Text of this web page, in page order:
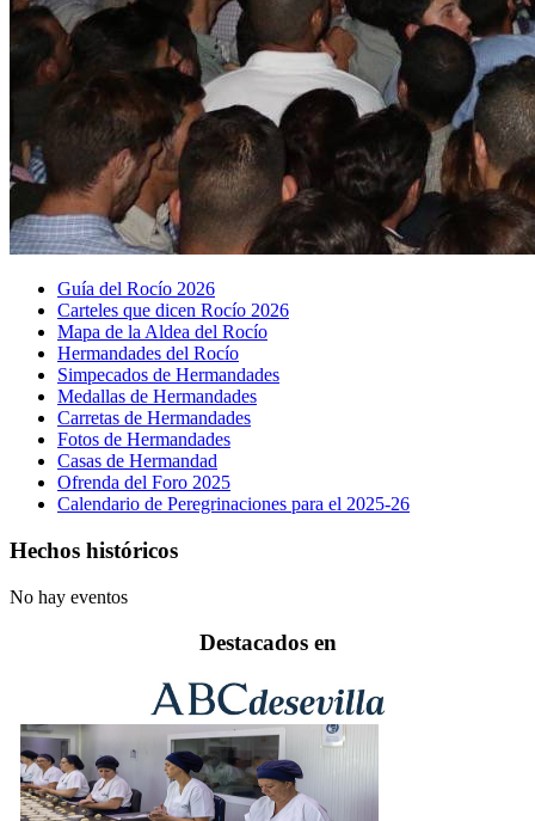
Guía del Rocío 2026
Carteles que dicen Rocío 2026
Mapa de la Aldea del Rocío
Hermandades del Rocío
Simpecados de Hermandades
Medallas de Hermandades
Carretas de Hermandades
Fotos de Hermandades
Casas de Hermandad
Ofrenda del Foro 2025
Calendario de Peregrinaciones para el 2025-26
Hechos históricos
No hay eventos
Destacados en